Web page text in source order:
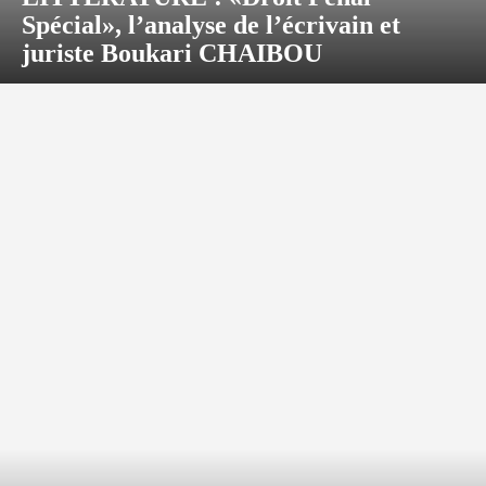
Spécial», l’analyse de l’écrivain et
juriste Boukari CHAIBOU